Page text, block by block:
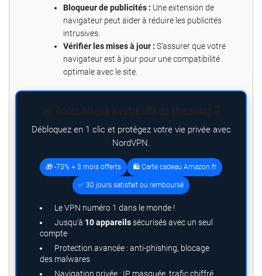
Bloqueur de publicités : Une extension de
navigateur peut aider à réduire les publicités
intrusives.
Vérifier les mises à jour : S’assurer que votre
navigateur est à jour pour une compatibilité
optimale avec le site.
Débloquez en 1 clic et protégez votre vie privée avec
NordVPN.
🎁 -73% + 3 mois offerts 🛍️ Carte cadeau Amazon.fr
✅ 30 jours satisfait ou remboursé
Le VPN numéro 1 dans le monde !
Jusqu’à 10 appareilssécurisés avec un seul
compte
Protection avancée : anti-phishing, blocage
des malwares
Navigation privée : IP masquée, trafic chiffré